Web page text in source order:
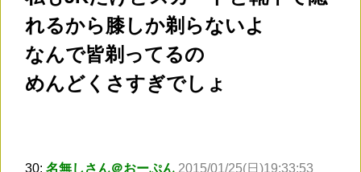
れるから膝しか剃らないよ
なんで皆剃ってるの
めんどくさすぎでしょ
30: 名無しさん＠おーぷん 2015/01/25(日)19:33:53